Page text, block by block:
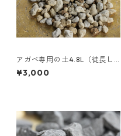
アガベ専用の土4.8L（徒長し
にくいプレミアムブレンド用
土）
¥3,000